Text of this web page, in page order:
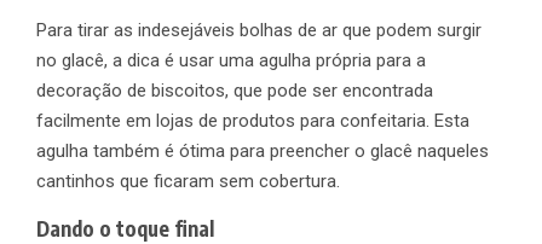
Para tirar as indesejáveis bolhas de ar que podem surgir
no glacê, a dica é usar uma agulha própria para a
decoração de biscoitos, que pode ser encontrada
facilmente em lojas de produtos para confeitaria. Esta
agulha também é ótima para preencher o glacê naqueles
cantinhos que ficaram sem cobertura.
Dando o toque final